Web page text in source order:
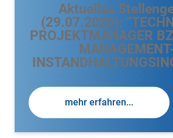
Aktuelles
(29.07.2026):
PROJEKTMANAGER
mehr erfahren...